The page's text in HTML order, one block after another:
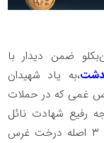
ضمن دیدار با
،به یاد شهیدان
غمی که در حملات
رفیع شهادت نائل
آمدند، در فضای سبز هر یک از مناطق مذکور، ۳ اصله درخت غرس